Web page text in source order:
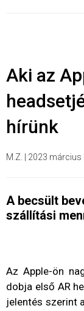
Aki az
hírünk
M.Z. 2023 március
A becsült
szállítási
Az Apple-ön
dobja első AR
jelentés szerint